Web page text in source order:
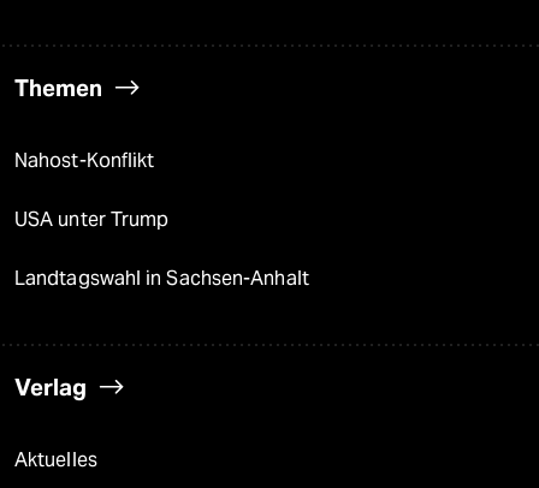
Themen
Nahost-Konflikt
USA unter Trump
Landtagswahl in Sachsen-Anhalt
Verlag
Aktuelles